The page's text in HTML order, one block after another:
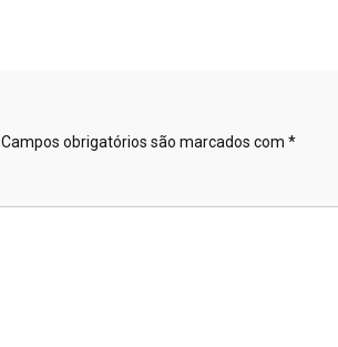
Campos obrigatórios são marcados com *